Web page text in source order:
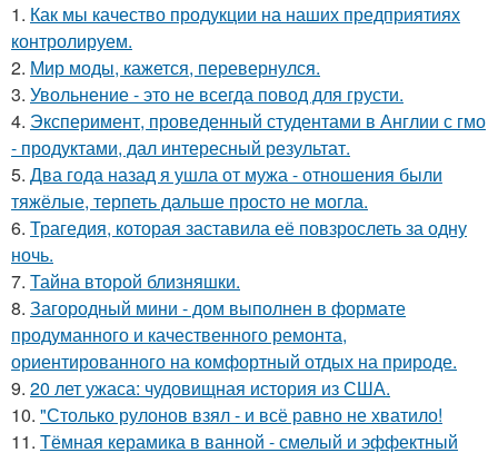
1. Как мы качество продукции на наших предприятиях
контролируем.
2. Мир моды, кажется, перевернулся.
3. Увольнение - это не всегда повод для грусти.
4. Эксперимент, проведенный студентами в Англии с гмо
- продуктами, дал интересный результат.
5. Два года назад я ушла от мужа - отношения были
тяжёлые, терпеть дальше просто не могла.
6. Трагедия, которая заставила её повзрослеть за одну
ночь.
7. Тайна второй близняшки.
8. Загородный мини - дом выполнен в формате
продуманного и качественного ремонта,
ориентированного на комфортный отдых на природе.
9. 20 лет ужаса: чудовищная история из США.
10. "Столько рулонов взял - и всё равно не хватило!
11. Тёмная керамика в ванной - смелый и эффектный